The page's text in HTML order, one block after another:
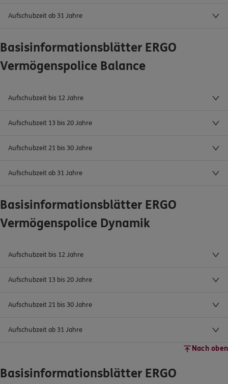
Aufschubzeit ab 31 Jahre
Basisinformationsblätter ERGO
Vermögenspolice Balance
Aufschubzeit bis 12 Jahre
Aufschubzeit 13 bis 20 Jahre
Aufschubzeit 21 bis 30 Jahre
Aufschubzeit ab 31 Jahre
Basisinformationsblätter ERGO
Vermögenspolice Dynamik
Aufschubzeit bis 12 Jahre
Aufschubzeit 13 bis 20 Jahre
Aufschubzeit 21 bis 30 Jahre
Aufschubzeit ab 31 Jahre
Nach oben
Basisinformationsblätter ERGO